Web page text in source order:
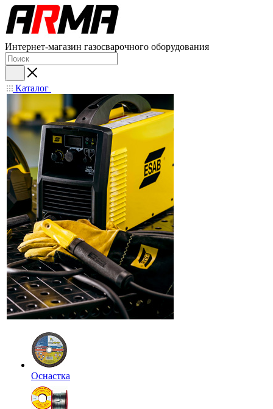
Интернет-магазин газосварочного оборудования
Каталог
Оснастка